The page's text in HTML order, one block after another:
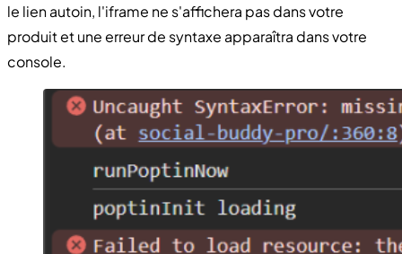
le lien autoin, l'iframe ne s'affichera pas dans votre
produit et une erreur de syntaxe apparaîtra dans votre
console.